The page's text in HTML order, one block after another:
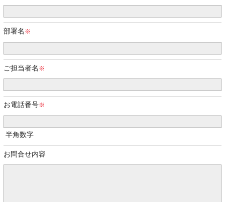
部署名
ご担当者名
お電話番号
半角数字
お問合せ内容